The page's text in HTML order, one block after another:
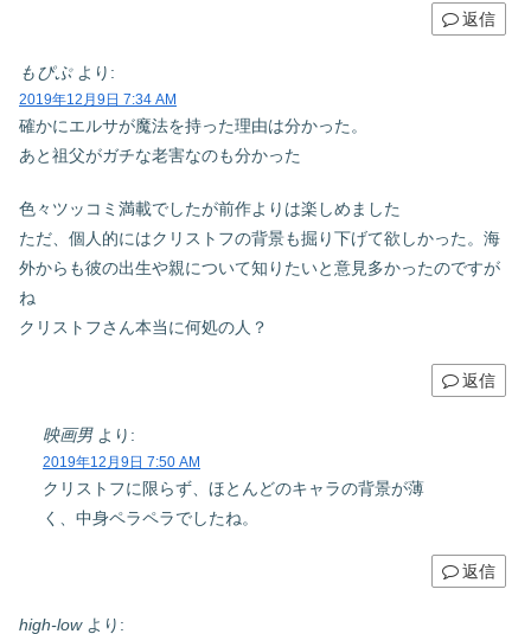
返信
もぴぷ より:
2019年12月9日 7:34 AM
確かにエルサが魔法を持った理由は分かった。
あと祖父がガチな老害なのも分かった
色々ツッコミ満載でしたが前作よりは楽しめました
ただ、個人的にはクリストフの背景も掘り下げて欲しかった。海
外からも彼の出生や親について知りたいと意見多かったのですが
ね
クリストフさん本当に何処の人？
返信
映画男 より:
2019年12月9日 7:50 AM
クリストフに限らず、ほとんどのキャラの背景が薄
く、中身ペラペラでしたね。
返信
high-low より: